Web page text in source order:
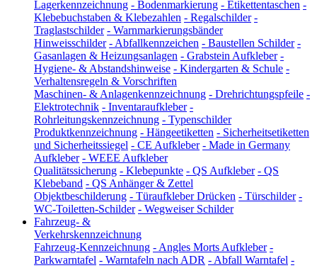
Lagerkennzeichnung - Bodenmarkierung - Etikettentaschen -
Klebebuchstaben & Klebezahlen - Regalschilder -
Traglastschilder - Warnmarkierungsbänder
Hinweisschilder - Abfallkennzeichen - Baustellen Schilder -
Gasanlagen & Heizungsanlagen - Grabstein Aufkleber -
Hygiene- & Abstandshinweise - Kindergarten & Schule -
Verhaltensregeln & Vorschriften
Maschinen- & Anlagenkennzeichnung - Drehrichtungspfeile -
Elektrotechnik - Inventaraufkleber -
Rohrleitungskennzeichnung - Typenschilder
Produktkennzeichnung - Hängeetiketten - Sicherheitsetiketten
und Sicherheitssiegel - CE Aufkleber - Made in Germany
Aufkleber - WEEE Aufkleber
Qualitätssicherung - Klebepunkte - QS Aufkleber - QS
Klebeband - QS Anhänger & Zettel
Objektbeschilderung - Türaufkleber Drücken - Türschilder -
WC-Toiletten-Schilder - Wegweiser Schilder
Fahrzeug- &
Verkehrskennzeichnung
Fahrzeug-Kennzeichnung - Angles Morts Aufkleber -
Parkwarntafel - Warntafeln nach ADR - Abfall Warntafel -